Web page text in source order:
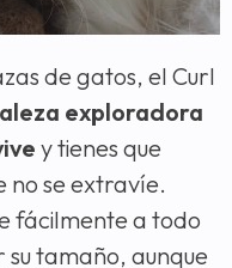
de gatos, el Curl
exploradora
y tienes que
no se extravíe.
fácilmente a todo
tamaño, aunque